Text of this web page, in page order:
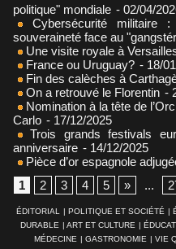
politique" mondiale - 02/04/
Cybersécurité militaire
souveraineté face au
Une visite royale à
France ou Uruguay? - 18/
Fin des calèches à
On a retrouvé le Florentin -
Nomination à la tête de
Carlo - 17/12/2025
Trois grands festivals
anniversaire - 14/12/2025
Pièce d’or espagnole
1
2 3 4 5 » ...
ÉDITORIAL | POLITIQUE ET SOCIÉTÉ |
DURABLE | ART ET CULTURE |
MÉDECINE | GASTRONOMIE | VIE